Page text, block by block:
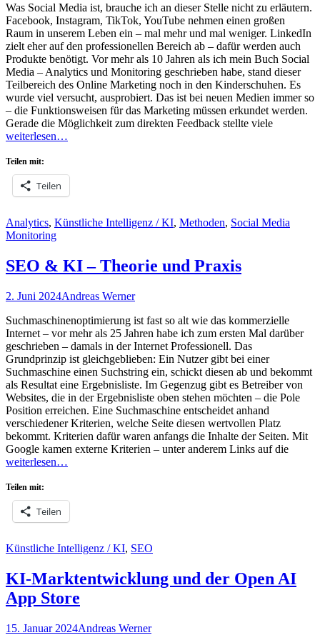
Was Social Media ist, brauche ich an dieser Stelle nicht zu erläutern.
Facebook, Instagram, TikTok, YouTube nehmen einen großen
Raum in unserem Leben ein – mal mehr und mal weniger. LinkedIn
zielt eher auf den professionellen Bereich ab – dafür werden auch
Produkte benötigt. Vor mehr als 10 Jahren als ich mein Buch Social
Media – Analytics und Monitoring geschrieben habe, stand dieser
Teilbereich des Online Marketing noch in den Kinderschuhen. Es
wurde viel versucht, ausprobiert. Das ist bei neuen Medien immer so
– die Funktionsweisen für das Marketing müssen erkundet werden.
Gerade die Möglichkeit zum direkten Feedback stellte viele
weiterlesen…
Teilen mit:
Teilen
Kategorien
Analytics, Künstliche Intelligenz / KI, Methoden, Social Media
Monitoring
SEO & KI – Theorie und Praxis
Posted
2. Juni 2024Autor
Andreas Werner
Suchmaschinenoptimierung ist fast so alt wie das kommerzielle
Internet – vor mehr als 25 Jahren habe ich zum ersten Mal darüber
geschrieben – damals in der Internet Professionell. Das
Grundprinzip ist gleichgeblieben: Ein Nutzer gibt bei einer
Suchmaschine einen Suchstring ein, schickt diesen ab und bekommt
als Resultat eine Ergebnisliste. Im Gegenzug gibt es Betreiber von
Websites, die in der Ergebnisliste oben stehen möchten – die Pole
Position erreichen. Eine Suchmaschine entscheidet anhand
verschiedener Kriterien, welche Seite diesen wertvollen Platz
bekommt. Kriterien dafür waren anfangs die Inhalte der Seiten. Mit
Google kamen externe Kriterien – unter anderem Links auf die
weiterlesen…
Teilen mit:
Teilen
Kategorien
Künstliche Intelligenz / KI, SEO
KI-Marktentwicklung und der Open AI
App Store
Posted
15. Januar 2024Autor
Andreas Werner